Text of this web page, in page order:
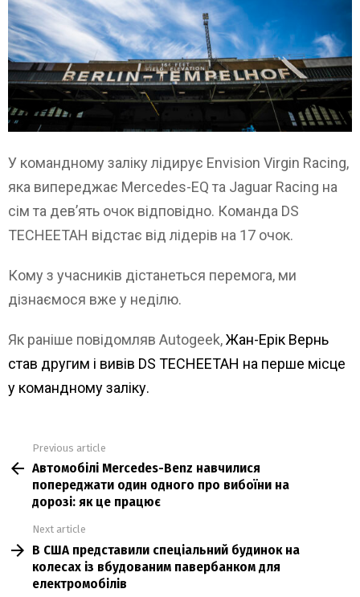
У командному заліку лідирує Envision Virgin Racing,
яка випереджає Mercedes-EQ та Jaguar Racing на
сім та дев’ять очок відповідно. Команда DS
TECHEETAH відстає від лідерів на 17 очок.
Кому з учасників дістанеться перемога, ми
дізнаємося вже у неділю.
Як раніше повідомляв Autogeek,Жан-Ерік Вернь
став другим і вивів DS TECHEETAH на перше місце
у командному заліку.
more
Previous article
Автомобілі Mercedes-Benz навчилися
попереджати один одного про вибоїни на
дорозі: як це працює
Next article
В США представили спеціальний будинок на
колесах із вбудованим павербанком для
електромобілів